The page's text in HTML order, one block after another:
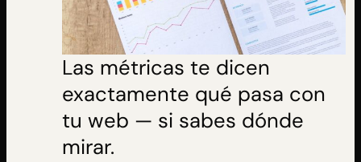
Las métricas te dicen
exactamente qué pasa con
tu web — si sabes dónde
mirar.